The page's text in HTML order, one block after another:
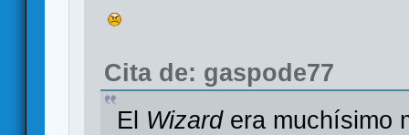
Cita de: gaspode77
El Wizardera muchísimo